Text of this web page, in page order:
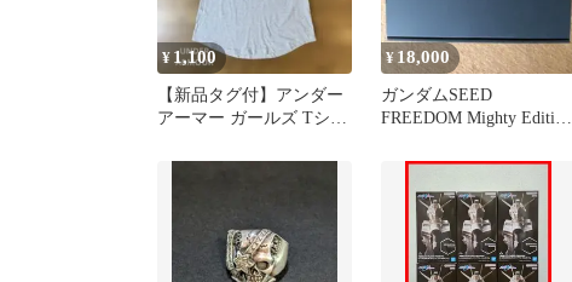
¥ 1,100
【新品タグ付】アンダー
アーマー ガールズ Tシャ
¥ 18,000
ガンダムSEED
FREEDOM Mighty Edition